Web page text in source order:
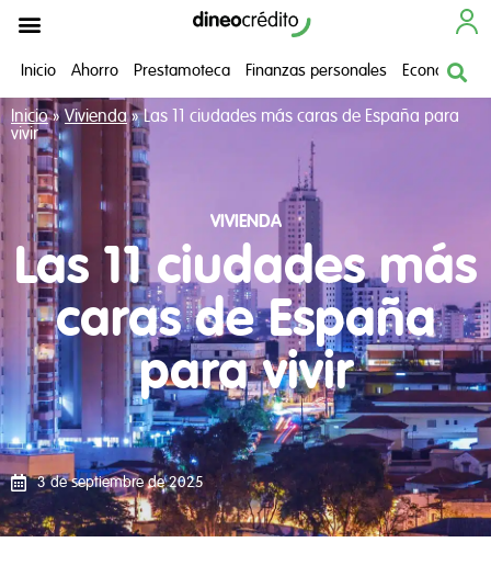
Inicio Ahorro Prestamoteca Finanzas personales Economía
Inicio»Vivienda»Las 11 ciudades más caras de España para
vivir
VIVIENDA
Las 11 ciudades más
caras de España
para vivir
3 de septiembre de 2025